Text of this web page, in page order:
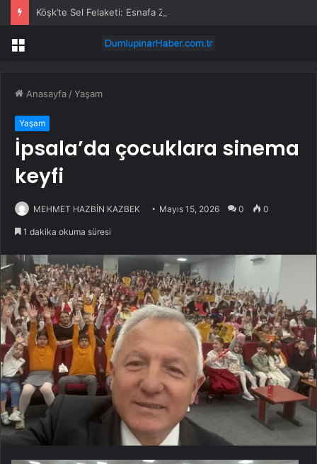
Köşk’te Sel Felaketi: Esnafa Ziyaret ve Hasar Tespiti
Menü
Anasayfa /Yaşam
Yaşam
İpsala’da çocuklara sinema
keyfi
MEHMET HAZBİN KAZBEK Mayıs 15, 2026 0 0
1 dakika okuma süresi